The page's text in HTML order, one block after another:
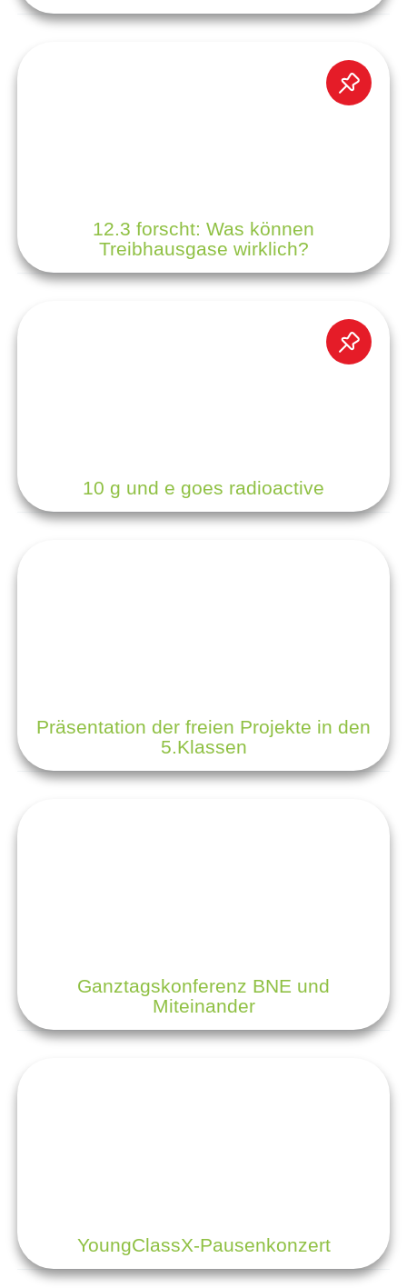
12.3 forscht: Was können
Treibhausgase wirklich?
10 g und e goes radioactive
Präsentation der freien Projekte in den
5.Klassen
Ganztagskonferenz BNE und
Miteinander
YoungClassX-Pausenkonzert